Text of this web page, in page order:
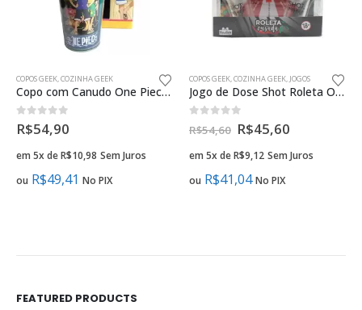
COPOS GEEK,COZINHA GEEK
Copo com Canudo One Piece 450ml Oficial
0fora de 5
R$54,90
em 5x deR$10,98 Sem Juros
ou R$49,41 No PIX
COPOS GEEK,COZINHA GEEK, JOGOS
Jogo de Dose Shot Roleta Ousada Presente Criativo
fora de 5
R$54,60 R$45,60
em 5x deR$9,12 Sem Juros
ou R$41,04 No PIX
FEATURED PRODUCTS